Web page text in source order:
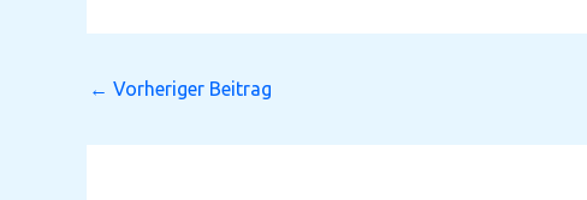
← Vorheriger Beitrag